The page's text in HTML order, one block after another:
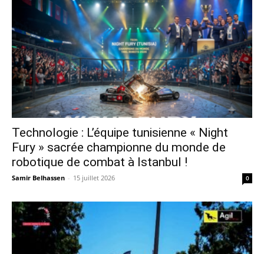
Technologie : L’équipe tunisienne « Night
Fury » sacrée championne du monde de
robotique de combat à Istanbul !
Samir Belhassen - 15 juillet 2026 0